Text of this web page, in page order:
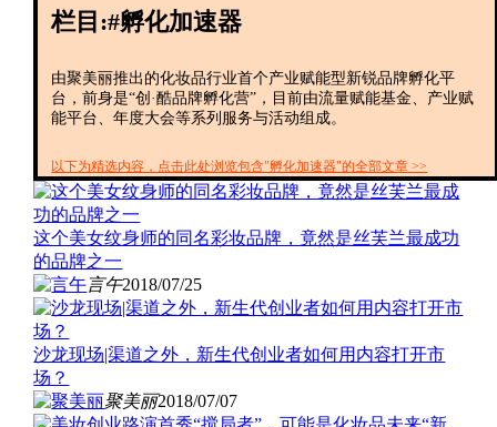
栏目:#孵化加速器
由聚美丽推出的化妆品行业首个产业赋能型新锐品牌孵化平
台，前身是“创·酷品牌孵化营”，目前由流量赋能基金、产业赋
能平台、年度大会等系列服务与活动组成。
以下为精选内容，点击此处浏览包含"孵化加速器"的全部文章 >>
这个美女纹身师的同名彩妆品牌，竟然是丝芙兰最成功
的品牌之一
言午2018/07/25
沙龙现场|渠道之外，新生代创业者如何用内容打开市
场？
聚美丽2018/07/07